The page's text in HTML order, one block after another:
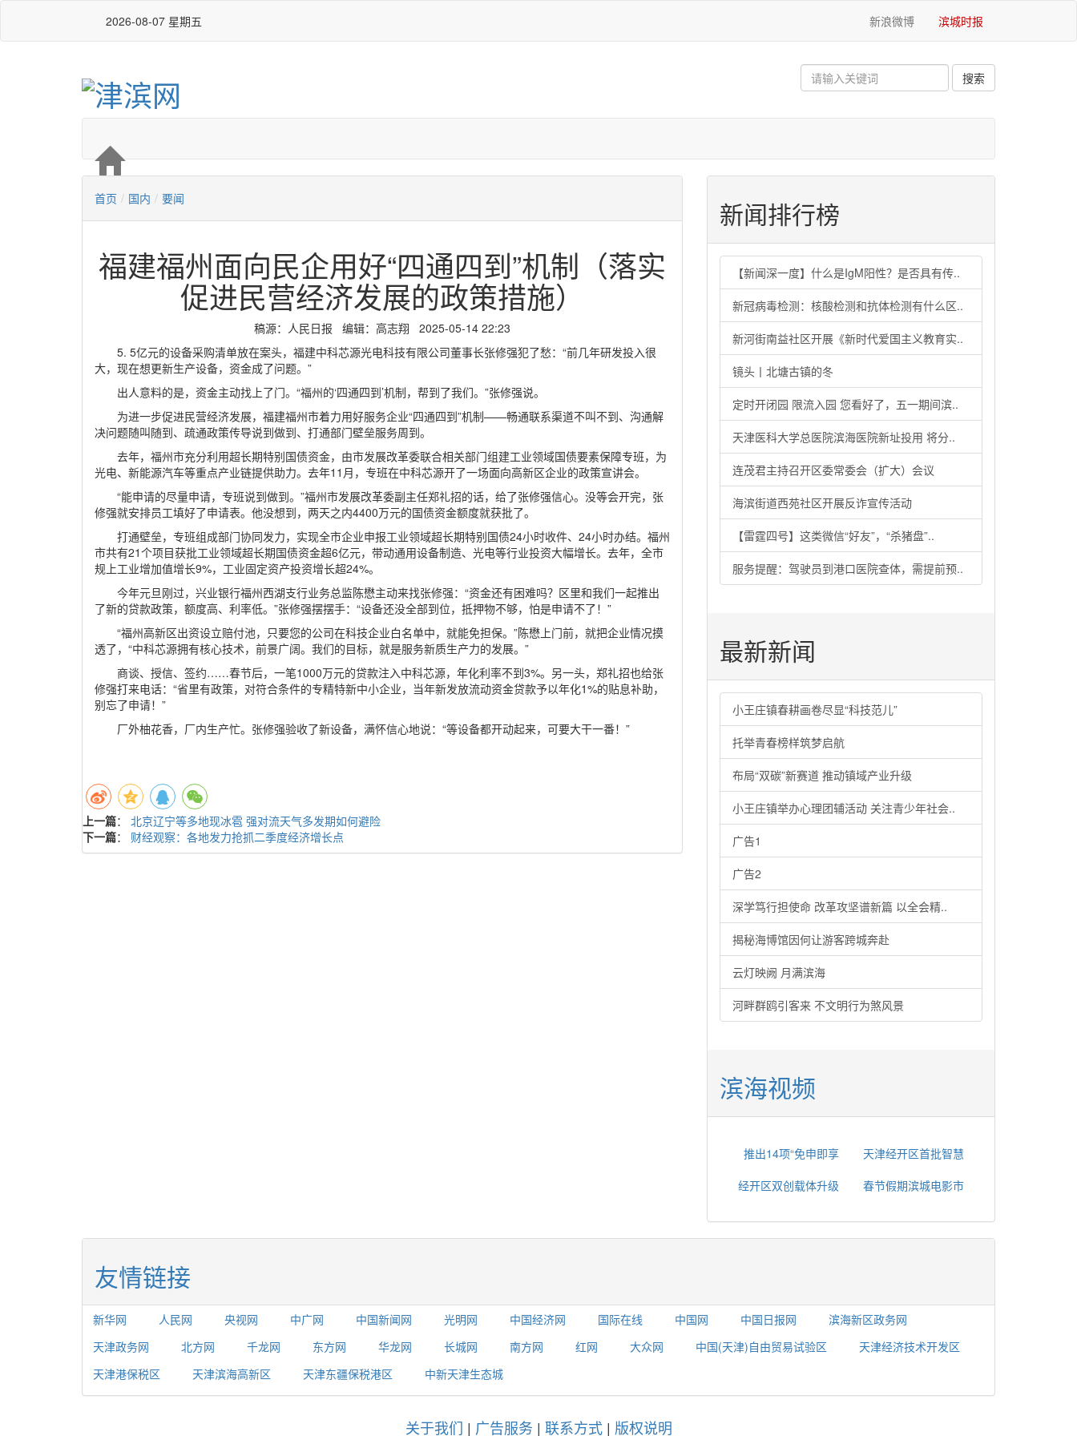
2026-08-07 星期五 新浪微博 滨城时报
首页 / 国内 / 要闻
福建福州面向民企用好“四通四到”机制（落实
促进民营经济发展的政策措施）
稿源：人民日报 编辑：高志翔 2025-05-14 22:23
5. 5亿元的设备采购清单放在案头，福建中科芯源光电科技有限公司董事长张修强犯了愁：“前几年研发投入很
大，现在想更新生产设备，资金成了问题。”
出人意料的是，资金主动找上了门。“福州的‘四通四到’机制，帮到了我们。”张修强说。
为进一步促进民营经济发展，福建福州市着力用好服务企业“四通四到”机制——畅通联系渠道不叫不到、沟通解
决问题随叫随到、疏通政策传导说到做到、打通部门壁垒服务周到。
去年，福州市充分利用超长期特别国债资金，由市发展改革委联合相关部门组建工业领域国债要素保障专班，为
光电、新能源汽车等重点产业链提供助力。去年11月，专班在中科芯源开了一场面向高新区企业的政策宣讲会。
“能申请的尽量申请，专班说到做到。”福州市发展改革委副主任郑礼招的话，给了张修强信心。没等会开完，张
修强就安排员工填好了申请表。他没想到，两天之内4400万元的国债资金额度就获批了。
打通壁垒，专班组成部门协同发力，实现全市企业申报工业领域超长期特别国债24小时收件、24小时办结。福州
市共有21个项目获批工业领域超长期国债资金超6亿元，带动通用设备制造、光电等行业投资大幅增长。去年，全市
规上工业增加值增长9%，工业固定资产投资增长超24%。
今年元旦刚过，兴业银行福州西湖支行业务总监陈懋主动来找张修强：“资金还有困难吗？区里和我们一起推出
了新的贷款政策，额度高、利率低。”张修强摆摆手：“设备还没全部到位，抵押物不够，怕是申请不了！”
“福州高新区出资设立赔付池，只要您的公司在科技企业白名单中，就能免担保。”陈懋上门前，就把企业情况摸
透了，“中科芯源拥有核心技术，前景广阔。我们的目标，就是服务新质生产力的发展。”
商谈、授信、签约……春节后，一笔1000万元的贷款注入中科芯源，年化利率不到3%。另一头，郑礼招也给张
修强打来电话：“省里有政策，对符合条件的专精特新中小企业，当年新发放流动资金贷款予以年化1%的贴息补助，
别忘了申请！”
厂外柚花香，厂内生产忙。张修强验收了新设备，满怀信心地说：“等设备都开动起来，可要大干一番！”
上一篇： 北京辽宁等多地现冰雹 强对流天气多发期如何避险
下一篇： 财经观察：各地发力抢抓二季度经济增长点
新闻排行榜
【新闻深一度】什么是IgM阳性？是否具有传..
新冠病毒检测：核酸检测和抗体检测有什么区..
新河街南益社区开展《新时代爱国主义教育实..
镜头丨北塘古镇的冬
定时开闭园 限流入园 您看好了，五一期间滨..
天津医科大学总医院滨海医院新址投用 将分..
连茂君主持召开区委常委会（扩大）会议
海滨街道西苑社区开展反诈宣传活动
【雷霆四号】这类微信“好友”，“杀猪盘”..
服务提醒：驾驶员到港口医院查体，需提前预..
最新新闻
小王庄镇春耕画卷尽显“科技范儿”
托举青春榜样筑梦启航
布局“双碳”新赛道 推动镇域产业升级
小王庄镇举办心理团辅活动 关注青少年社会..
广告1
广告2
深学笃行担使命 改革攻坚谱新篇 以全会精..
揭秘海博馆因何让游客跨城奔赴
云灯映阙 月满滨海
河畔群鸥引客来 不文明行为煞风景
滨海视频
推出14项“免申即享
天津经开区首批智慧
经开区双创载体升级
春节假期滨城电影市
友情链接
新华网 人民网 央视网 中广网 中国新闻网 光明网 中国经济网 国际在线 中国网 中国日报网
滨海新区政务网
天津政务网
北方网 千龙网 东方网 华龙网 长城网 南方网 红网 大众网 中国(天津)自由贸易试验区
天津经济技术开发区
天津港保税区
天津滨海高新区 天津东疆保税港区 中新天津生态城
关于我们 | 广告服务 | 联系方式| 版权说明